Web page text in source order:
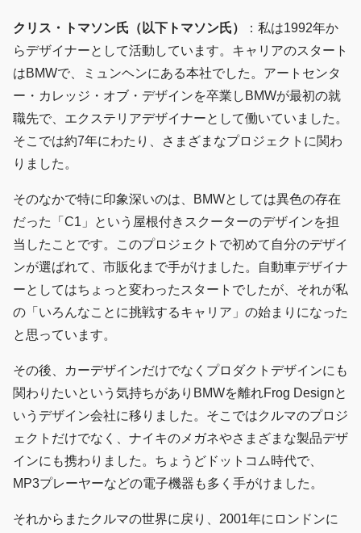
クリス・トマソン氏（以下トマソン氏）
：私は1992年か
らデザイナーとして活動しています。キャリアのスタート
はBMWで、ミュンヘンにある本社でした。アートセンタ
ー・カレッジ・オブ・デザインを卒業しBMWが最初の就
職先で、エクステリアデザイナーとして働いていました。
そこでは約7年にわたり、さまざまなプロジェクトに関わ
りました。
そのなかで特に印象深いのは、BMWとしては異色の存在
だった「C1」という屋根付きスクーターのデザインを担
当したことです。このプロジェクトで初めて自分のデザイ
ンが選ばれて、市販化まで手がけました。自動車デザイナ
ーとしてはちょっと変わったスタートでしたが、それが私
の「いろんなことに挑戦するキャリア」の始まりになった
と思っています。
その後、カーデザインだけでなくプロダクトデザインにも
関わりたいという気持ちがありBMWを離れFrog Designと
いうデザイン会社に移りました。そこではクルマのプロジ
ェクトだけでなく、ナイキのメガネやさまざまな製品デザ
インにも携わりました。ちょうどドットコム時代で、
MP3プレーヤーなどの電子機器も多く手がけました。
それからまたクルマの世界に戻り、2001年にロンドンに